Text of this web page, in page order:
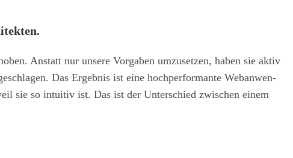
Anstatt nur unse­re Vor­ga­ben umzu­set­zen, haben sie aktiv
Das Ergeb­nis ist eine hoch­per­for­man­te Web­an­wen­
sie so intui­tiv ist. Das ist der Unter­schied zwi­schen einem